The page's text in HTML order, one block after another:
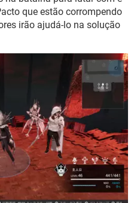
que estão corrompendo
irão ajudá-lo na solução